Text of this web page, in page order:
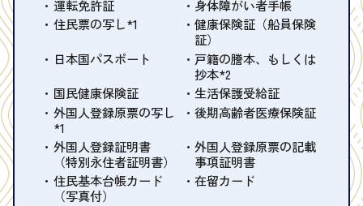
運転免許証
身体障がい者手帳
住民票の写し*1
健康保険証（船員保険
証）
日本国パスポート
戸籍の謄本、もしくは
抄本*2
国民健康保険証
生活保護受給証
外国人登録原票の写し
*1
後期高齢者医療保険証
外国人登録証明書
（特別永住者証明書）
外国人登録原票の記載
事項証明書
住民基本台帳カード
（写真付）
在留カード